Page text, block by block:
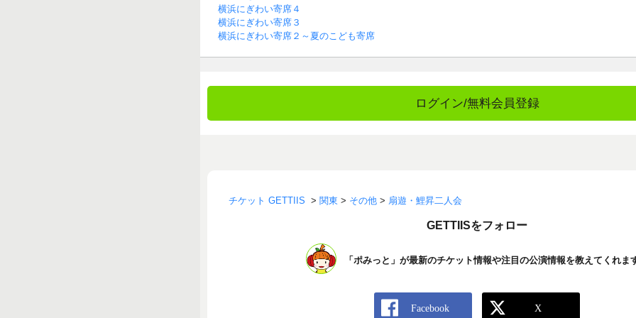
横浜にぎわい寄席４
横浜にぎわい寄席３
横浜にぎわい寄席２～夏のこども寄席
ログイン/無料会員登録
チケット GETTIIS > 関東 > その他 > 扇遊・鯉昇二人会
GETTIISをフォロー
「ポみっと」が最新のチケット情報や注目の公演情報を教えてくれま